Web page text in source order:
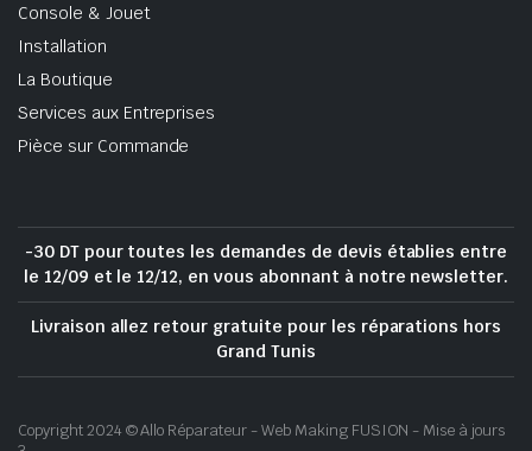
Console & Jouet
Installation
La Boutique
Services aux Entreprises
Pièce sur Commande
-30 DT pour toutes les demandes de devis établies entre
le 12/09 et le 12/12, en vous abonnant à notre newsletter.
Livraison allez retour gratuite pour les réparations hors
Grand Tunis
Copyright 2024 © Allo Réparateur - Web Making FUSION - Mise à jours